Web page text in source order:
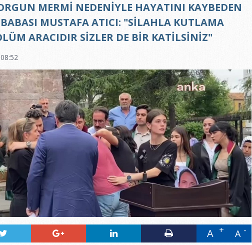
MERMİ NEDENİYLE HAYATINI KAYBEDEN
MUSTAFA ATICI: "SİLAHLA KUTLAMA
ARACIDIR SİZLER DE BİR KATİLSİNİZ"
A A